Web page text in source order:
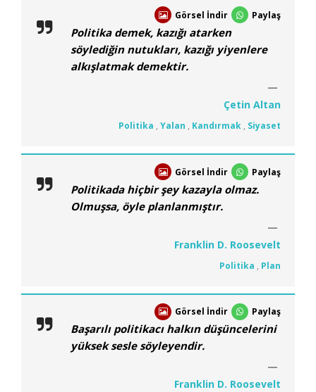
Görsel İndir Paylaş
Politika demek, kazığı atarken
söylediğin nutukları, kazığı yiyenlere
alkışlatmak demektir.
Çetin Altan
Politika , Yalan , Kandırmak , Siyaset
Görsel İndir Paylaş
Politikada hiçbir şey kazayla olmaz.
Olmuşsa, öyle planlanmıştır.
Franklin D. Roosevelt
Politika , Plan
Görsel İndir Paylaş
Başarılı politikacı halkın düşüncelerini
yüksek sesle söyleyendir.
Franklin D. Roosevelt